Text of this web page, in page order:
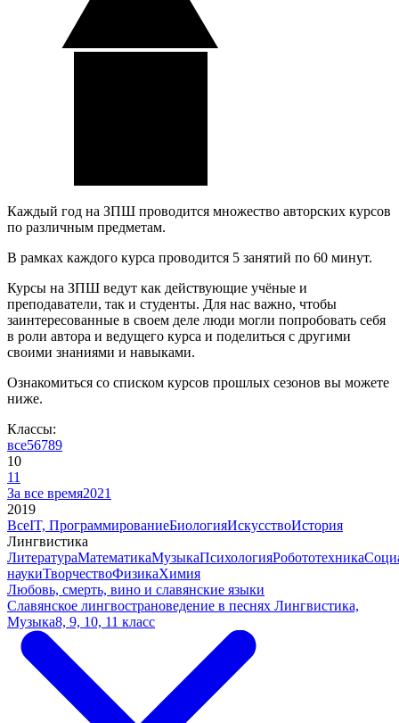
Каждый год на ЗПШ проводится множество авторских курсов
по различным предметам.
В рамках каждого курса проводится 5 занятий по 60 минут.
Курсы на ЗПШ ведут как действующие учёные и
преподаватели, так и студенты. Для нас важно, чтобы
заинтересованные в своем деле люди могли попробовать себя
в роли автора и ведущего курса и поделиться с другими
своими знаниями и навыками.
Ознакомиться со списком курсов прошлых сезонов вы можете
ниже.
Классы:
все56789
10
11
За все время2021
2019
ВсеIT, ПрограммированиеБиологияИскусствоИстория
Лингвистика
ЛитератураМатематикаМузыкаПсихологияРобототехника
наукиТворчествоФизикаХимия
Любовь, смерть, вино и славянские языки
Славянское лингвострановедение в песнях Лингвистика,
Музыка8, 9, 10, 11 класс